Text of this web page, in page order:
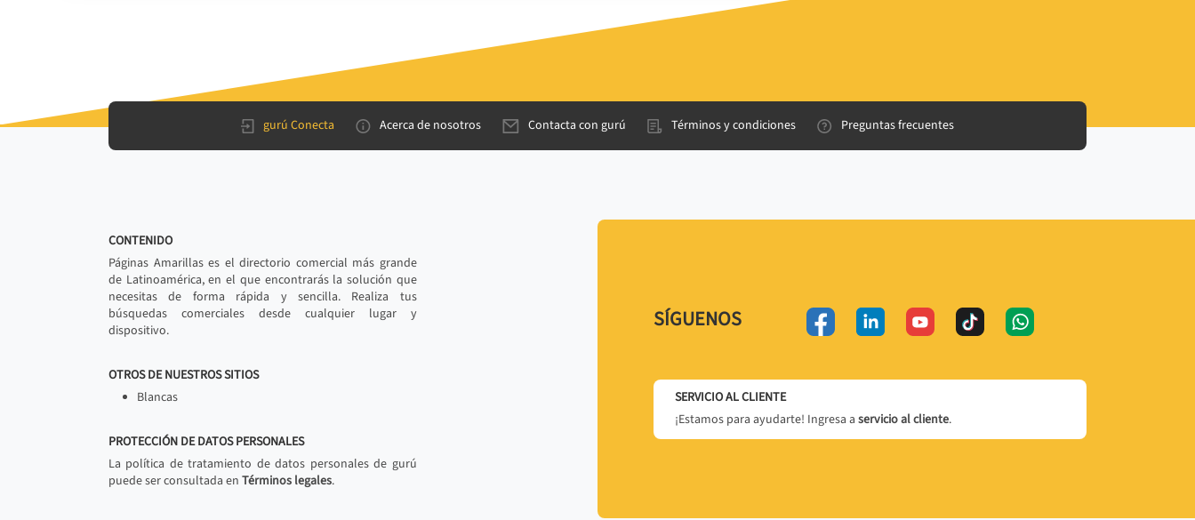
gurú Conecta Acerca de nosotros Contacta con gurú Términos y condiciones Preguntas frecuentes
CONTENIDO
Páginas Amarillas es el directorio comercial más grande
de Latinoamérica, en el que encontrarás la solución que
necesitas de forma rápida y sencilla. Realiza tus
búsquedas comerciales desde cualquier lugar y
dispositivo.
OTROS DE NUESTROS SITIOS
Blancas
PROTECCIÓN DE DATOS PERSONALES
La política de tratamiento de datos personales de gurú
puede ser consultada en Términos legales.
SÍGUENOS
SERVICIO AL CLIENTE
¡Estamos para ayudarte! Ingresa a servicio al cliente.